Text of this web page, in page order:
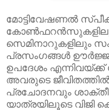
മോട്ടിവേഷണൽ
കോൺഫറൻസുകളിലും
സെമിനാറുകളിലും
പ്രസംഗങ്ങൾ
ഉപദേശം
അവരുടെ
പ്രചോദനവും
യാത്രയിലൂടെ വിജി